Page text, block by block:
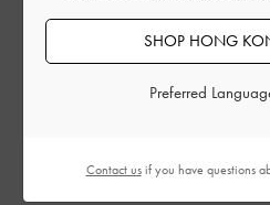
繼續閱讀
SHOP HONG
Preferred
Contact usif you have questions